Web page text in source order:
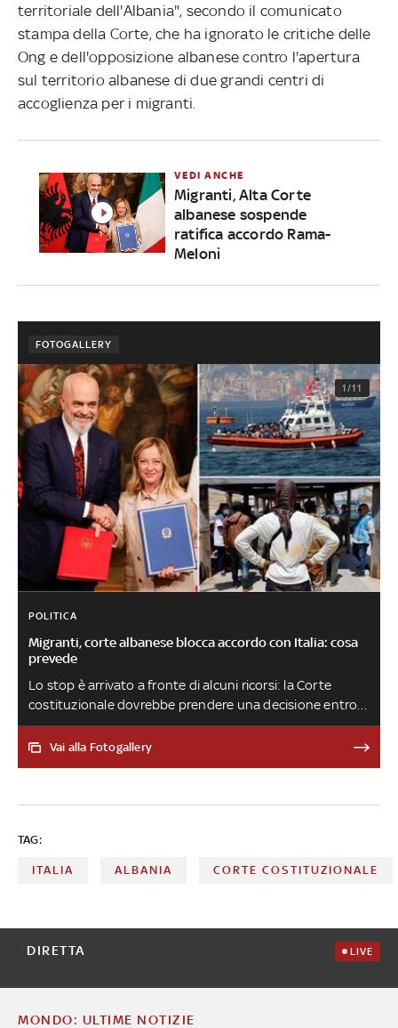
territoriale dell'Albania", secondo il comunicato
stampa della Corte, che ha ignorato le critiche delle
Ong e dell'opposizione albanese contro l'apertura
sul territorio albanese di due grandi centri di
accoglienza per i migranti.
VEDI ANCHE
Migranti, Alta Corte
albanese sospende
ratifica accordo Rama-
Meloni
FOTOGALLERY
1/11
POLITICA
Migranti, corte albanese blocca accordo con Italia: cosa
prevede
Lo stop è arrivato a fronte di alcuni ricorsi: la Corte
costituzionale dovrebbe prendere una decisione entro il
prossimo 6 marzo. Il protocollo d'intesa firmato il 6
novembre dalla presidente del Consiglio e dal suo
esterna delle due strutture e l'eventuale assistenza
Vai alla Fotogallery
TAG:
ITALIA ALBANIA CORTE COSTITUZIONALE
DIRETTA LIVE
MONDO: ULTIME NOTIZIE